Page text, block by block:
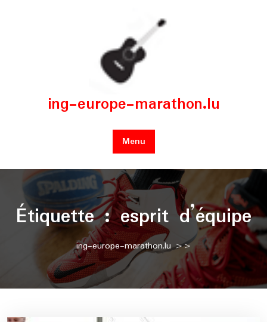
ing-europe-marathon.lu
Menu
Étiquette :esprit d’équipe
ing-europe-marathon.lu>>